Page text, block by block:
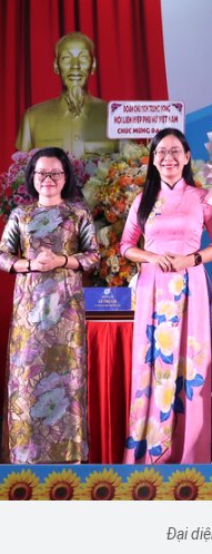
Đại
Hà Nội thu
tế, tạo điều
tiếp cận các